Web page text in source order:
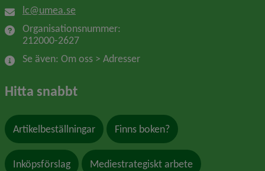
lc@umea.se
Organisationsnummer:
212000-2627
Se även: Om oss > Adresser
Hitta snabbt
Artikelbeställningar Finns boken?
Inköpsförslag Mediestrategiskt arbete